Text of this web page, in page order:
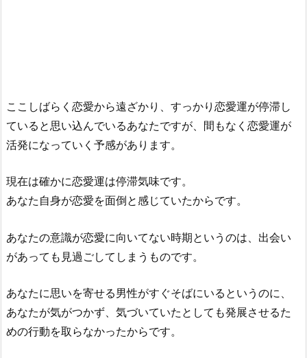
ここしばらく恋愛から遠ざかり、すっかり恋愛運が停滞し
ていると思い込んでいるあなたですが、間もなく恋愛運が
活発になっていく予感があります。
現在は確かに恋愛運は停滞気味です。
あなた自身が恋愛を面倒と感じていたからです。
あなたの意識が恋愛に向いてない時期というのは、出会い
があっても見過ごしてしまうものです。
あなたに思いを寄せる男性がすぐそばにいるというのに、
あなたが気がつかず、気づいていたとしても発展させるた
めの行動を取らなかったからです。